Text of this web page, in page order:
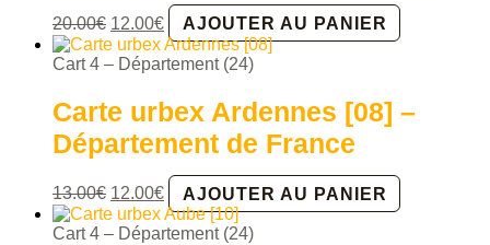
20.00€ Le
prix
initial
20.00€.
12.00€Le
prix
actuel
12.00€.
AJOUTER AU PANIER
Cart 4 – Département (24)
Carte urbex Ardennes [08] –
Département de France
13.00€ Le
prix
initial
12.00€Le
prix
actuel
AJOUTER AU PANIER
Cart 4 – Département (24)